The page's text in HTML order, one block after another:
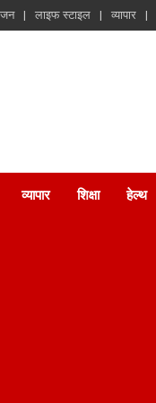
लाइफ स्टाइल व्यापार
व्यापार शिक्षा हेल्थ